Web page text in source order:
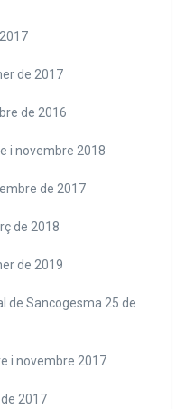
de 2017
de 2016
i novembre 2018
de 2017
de 2018
de 2019
de Sancogesma 25 de
i novembre 2017
2017